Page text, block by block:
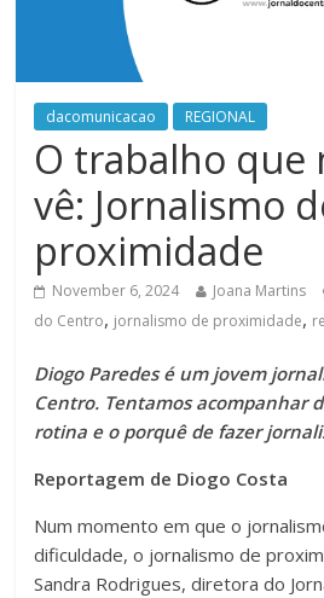
dacomunicacao REGIONAL
O trabalho que
vê: Jornalismo
proximidade
November 6, 2024 Joana Martins
do Centro, jornalismo de proximidade,
Diogo Paredes é um jovem
Centro. Tentamos acompanhar
rotina e o porquê de fazer
Reportagem de Diogo Costa
Num momento em que o
dificuldade, o jornalismo de
Sandra Rodrigues, diretora do